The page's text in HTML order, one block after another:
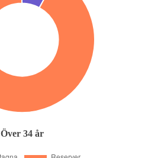
Över 34 år